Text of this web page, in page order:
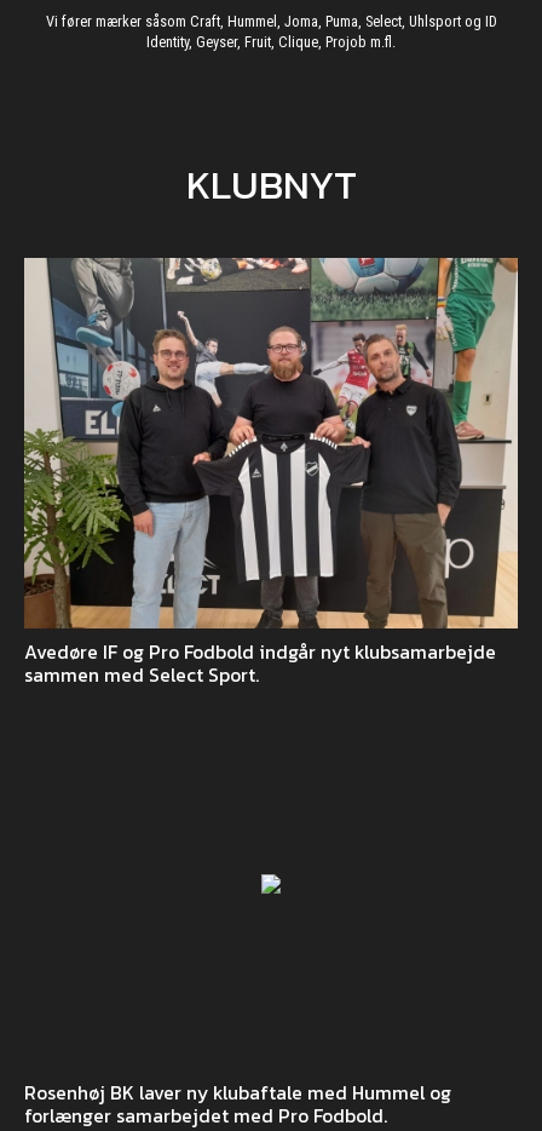
Vi fører mærker såsom Craft, Hummel, Joma, Puma, Select, Uhlsport og ID
Identity, Geyser, Fruit, Clique, Projob m.fl.
KLUBNYT
Avedøre IF og Pro Fodbold indgår nyt klubsamarbejde
sammen med Select Sport.
Rosenhøj BK laver ny klubaftale med Hummel og
forlænger samarbejdet med Pro Fodbold.